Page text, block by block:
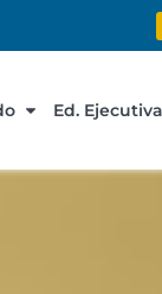
Ed. Ejecutiva